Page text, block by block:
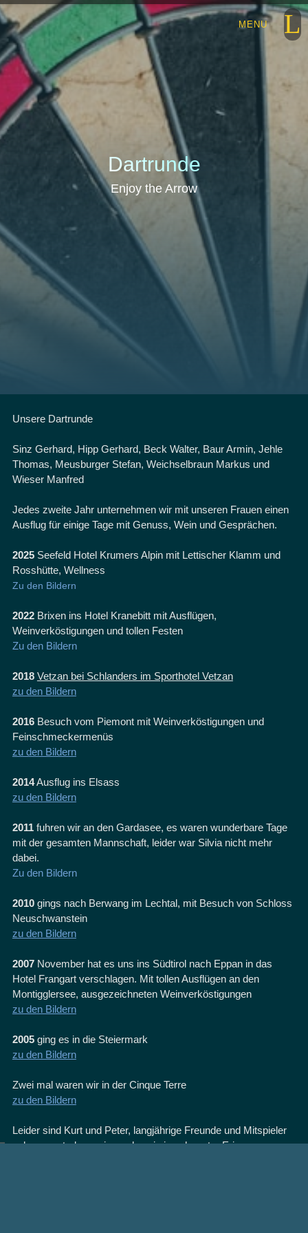
Dartrunde
Enjoy the Arrow
Unsere Dartrunde
Sinz Gerhard, Hipp Gerhard, Beck Walter, Baur Armin, Jehle
Thomas, Meusburger Stefan, Weichselbraun Markus und
Wieser Manfred
Jedes zweite Jahr unternehmen wir mit unseren Frauen einen
Ausflug für einige Tage mit Genuss, Wein und Gesprächen.
2025Seefeld Hotel Krumers Alpin mit Lettischer Klamm und
Rosshütte, Wellness
Zu den Bildern
2022 Brixen ins Hotel Kranebitt mit Ausflügen,
Weinverköstigungen und tollen Festen
Zu den Bildern
2018 Vetzan bei Schlanders im Sporthotel Vetzan
zu den Bildern
2016Besuch vom Piemont mit Weinverköstigungen und
Feinschmeckermenüs
zu den Bildern
2014Ausflug ins Elsass
zu den Bildern
2011fuhren wir an den Gardasee, es waren wunderbare Tage
mit der gesamten Mannschaft, leider war Silvia nicht mehr
dabei.
Zu den Bildern
2010gings nach Berwang im Lechtal, mit Besuch von Schloss
Neuschwanstein
zu den Bildern
2007November hat es uns ins Südtirol nach Eppan in das
Hotel Frangart verschlagen. Mit tollen Ausflügen an den
Montigglersee, ausgezeichneten Weinverköstigungen
zu den Bildern
2005ging es in die Steiermark
zu den Bildern
Zwei mal waren wir in der Cinque Terre
zu den Bildern
Leider sind Kurt und Peter, langjährige Freunde und Mitspieler
schon verstorben, wir werden sie in sehr guter Erinnerung